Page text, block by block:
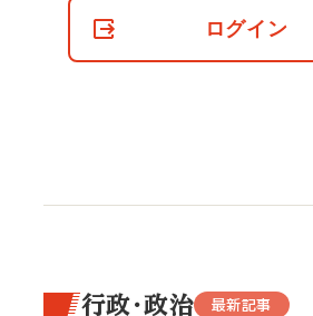
て
ログイン
行政・政治 最新記事